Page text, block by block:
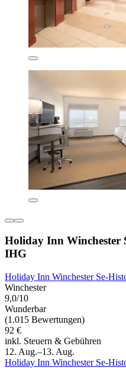
Holiday Inn Winchester
IHG
Holiday Inn Winchester Se-
Winchester
9,0/10
Wunderbar
(1.015 Bewertungen)
92 €
inkl. Steuern & Gebühren
12. Aug.–13. Aug.
Holiday Inn Winchester Se-